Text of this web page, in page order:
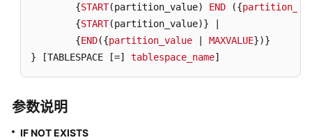
DDL
语
览
表
        {
START(partition_value) END ({
        {
START(partition_value)} |
        {
END({partition_value MAXVALUE})}
}
[TABLESPACE [=] tablespace_name]
参数说明
IF NOT EXISTS